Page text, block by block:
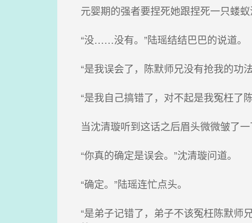
元婴期的强者要捏死她跟捏死一只蝼蚁
“没……没有。”陆瑶结结巴巴的说道。
“是我误会了，陈默师兄没有抢我的功
“是我自己搞错了，对不起是我冤枉了
当沈清璇听到这话之后眉头微微皱了一
“你真的确定是误会。”沈清璇问道。
“确定。”陆瑶连忙点头。
“是弟子记错了，弟子不该冤枉陈默师